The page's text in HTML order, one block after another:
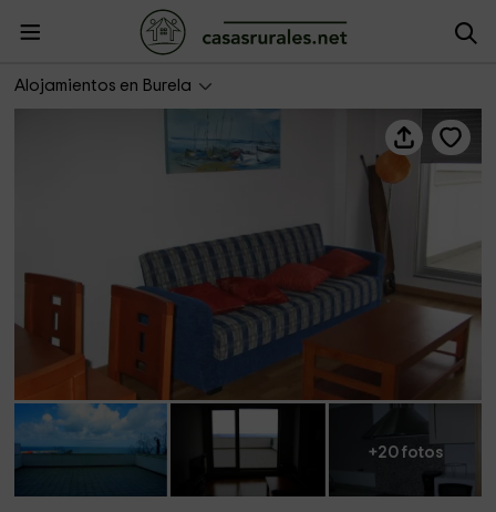
Alojamientos en Burela
Apartamentos Burela 2
+20 fotos